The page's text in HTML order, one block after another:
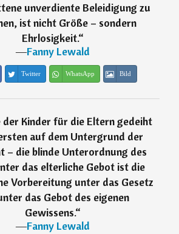
unverdiente Beleidigung zu
ist nicht Größe – sondern
Ehrlosigkeit.“
―Fanny Lewald
Twitter WhatsApp Bild
der Kinder für die Eltern gedeiht
auf dem Untergrund der
– die blinde Unterordnung des
das elterliche Gebot ist die
Vorbereitung unter das Gesetz
das Gebot des eigenen
Gewissens.“
―Fanny Lewald